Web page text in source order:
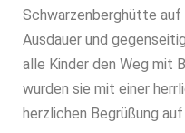
Schwarzenberghütte
Ausdauer und
alle Kinder den Weg mit
wurden sie mit einer
herzlichen Begrüßung